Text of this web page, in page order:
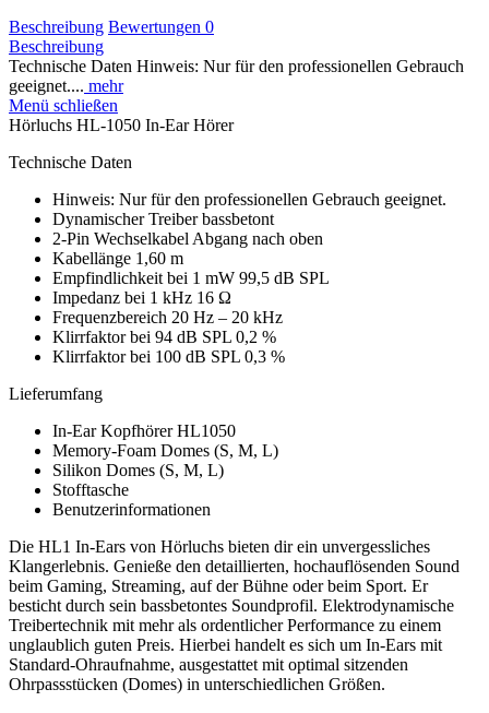
Beschreibung Bewertungen 0
Beschreibung
Technische Daten Hinweis: Nur für den professionellen Gebrauch
geeignet.... mehr
Menü schließen
Hörluchs HL-1050 In-Ear Hörer
Technische Daten
Hinweis: Nur für den professionellen Gebrauch geeignet.
Dynamischer Treiber bassbetont
2-Pin Wechselkabel Abgang nach oben
Kabellänge 1,60 m
Empfindlichkeit bei 1 mW 99,5 dB SPL
Impedanz bei 1 kHz 16 Ω
Frequenzbereich 20 Hz – 20 kHz
Klirrfaktor bei 94 dB SPL 0,2 %
Klirrfaktor bei 100 dB SPL 0,3 %
Lieferumfang
In-Ear Kopfhörer HL1050
Memory-Foam Domes (S, M, L)
Silikon Domes (S, M, L)
Stofftasche
Benutzerinformationen
Die HL1 In-Ears von Hörluchs bieten dir ein unvergessliches
Klangerlebnis. Genieße den detaillierten, hochauflösenden Sound
beim Gaming, Streaming, auf der Bühne oder beim Sport. Er
besticht durch sein bassbetontes Soundprofil. Elektrodynamische
Treibertechnik mit mehr als ordentlicher Performance zu einem
unglaublich guten Preis. Hierbei handelt es sich um In-Ears mit
Standard-Ohraufnahme, ausgestattet mit optimal sitzenden
Ohrpassstücken (Domes) in unterschiedlichen Größen.